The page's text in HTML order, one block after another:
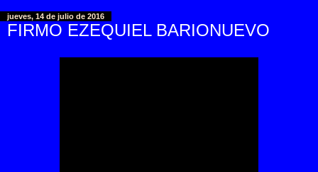
jueves, 14 de julio de 2016
FIRMO EZEQUIEL BARIONUEVO